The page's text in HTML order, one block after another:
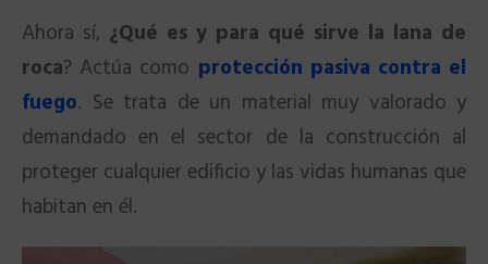
Ahora sí, ¿Qué es y para qué sirve la lana de
roca? Actúa como protección pasiva contra el
fuego. Se trata de un material muy valorado y
demandado en el sector de la construcción al
proteger cualquier edificio y las vidas humanas que
habitan en él.